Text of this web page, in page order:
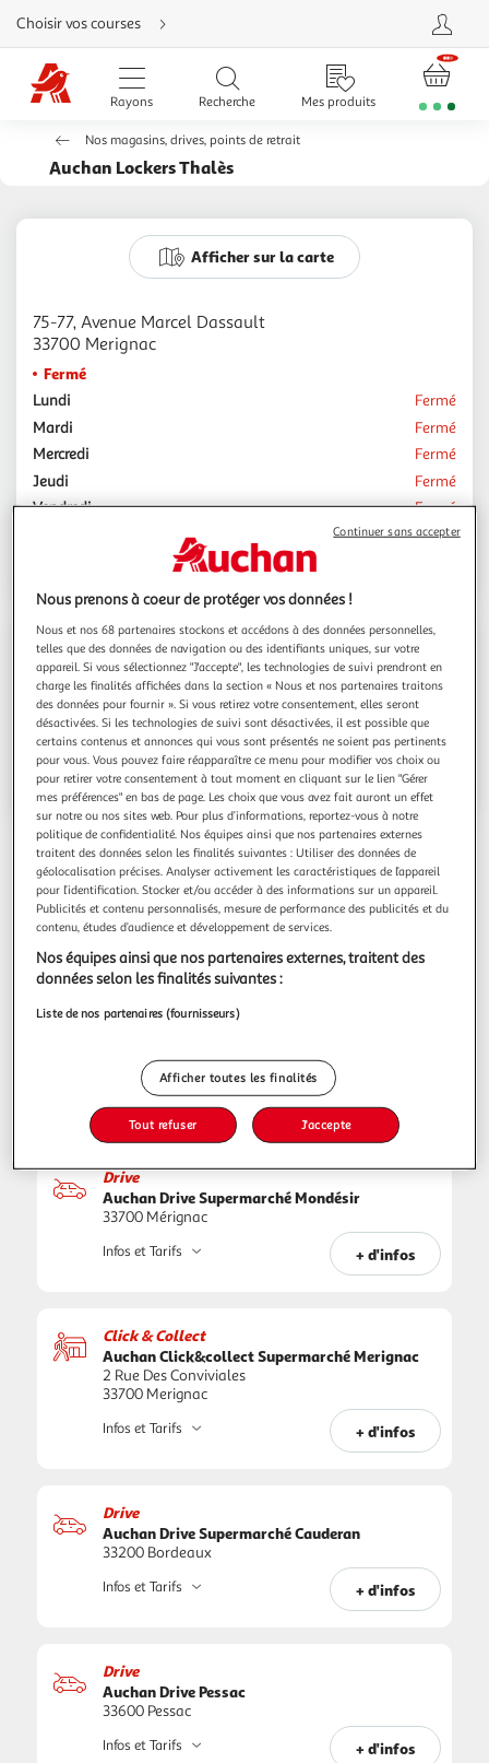
Aller
directement
au
contenu
Aller
directement
recherche
Aller
directement
Aller
Choisir vos courses
Rayons Recherche Mes produits
Nos magasins, drives, points de retrait
Auchan Lockers Thalès
Afficher sur la carte
75-77, Avenue Marcel Dassault
Fermé
Lundi
Fermé
Mardi
Fermé
Mercredi
Fermé
Jeudi
Fermé
Vendredi
Fermé
Fermé
Contact
Espace sourds
Voir l'itinéraire
Autour de votre point de retrait
Drive
33700 Mérignac
Infos et Tarifs
Drive
Auchan Drive Supermarché Mondésir
33700 Mérignac
+ d'infos
Infos et Tarifs
Click & Collect
Auchan Click&collect Supermarché Merignac
2 Rue Des Conviviales
33700 Merignac
+ d'infos
Infos et Tarifs
Drive
Auchan Drive Supermarché Cauderan
33200 Bordeaux
+ d'infos
Infos et Tarifs
Drive
Auchan Drive Pessac
33600 Pessac
+ d'infos
Infos et Tarifs
Nous prenons à coeur de protéger vos données !
Nous et nos 68 partenaires stockons et accédons à des données personnelles,
telles que des données de navigation ou des identifiants uniques, sur votre
appareil. Si vous sélectionnez "J'accepte", les technologies de suivi prendront en
charge les finalités affichées dans la section « Nous et nos partenaires traitons
des données pour fournir ». Si vous retirez votre consentement, elles seront
désactivées. Si les technologies de suivi sont désactivées, il est possible que
certains contenus et annonces qui vous sont présentés ne soient pas pertinents
pour vous. Vous pouvez faire réapparaître ce menu pour modifier vos choix ou
pour retirer votre consentement à tout moment en cliquant sur le lien "Gérer
mes préférences" en bas de page. Les choix que vous avez fait auront un effet
sur notre ou nos sites web. Pour plus d’informations, reportez-vous à notre
politique de confidentialité. Nos équipes ainsi que nos partenaires externes
traitent des données selon les finalités suivantes : Utiliser des données de
géolocalisation précises. Analyser activement les caractéristiques de l’appareil
pour l’identification. Stocker et/ou accéder à des informations sur un appareil.
Publicités et contenu personnalisés, mesure de performance des publicités et du
contenu, études d’audience et développement de services.
Nos équipes ainsi que nos partenaires externes, traitent des
données selon les finalités suivantes :
Liste de nos partenaires (fournisseurs)
Afficher toutes les finalités
Tout refuser J'accepte
Continuer sans accepter